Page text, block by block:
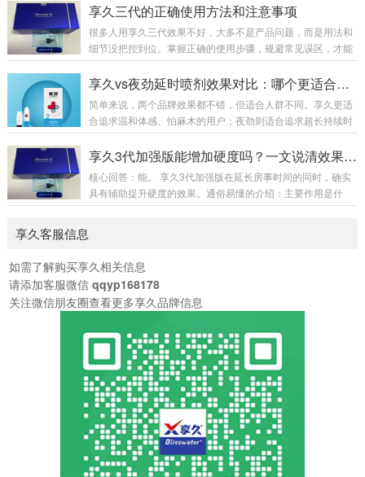
阳、肾精草等名贵草本，浓度更高、渗透力...
清3代标准版：纯蓝色礼盒，瓶子无“+”标识，整体简约。3代加
识度高。 二、成分浓度：加强版全面提升两者原料完全一样，
核心区别在浓度配比：加强版红高颗含量+30%、丁香+22%、
深，呈深褐...
享久三代的正确使用方法和注意事项
很多人用享久三代效果不好，大多不是产品问题，而是用法和
细节没把控到位。掌握正确的使用步骤，规避常见误区，才能
充分发挥产品效果，兼顾舒适体感与使用体验，下面给大家整
理了完整、接地气的实操用法和核心注意事项。一、标准使用
果。喷涂用量：常规单次喷涂 2 下，初次体质敏感者先用 1 下
试探。喷涂位置：对准龟头冠状沟部位均匀喷洒，避开尿道
到峰值。事前清洗：吸收完成后用清水...
享久vs夜劲延时喷剂效果对比：哪个更适合你？
简单来说，两个品牌效果都不错，但适合人群不同。享久更适
合追求温和体感、怕麻木的用户；夜劲则适合追求超长持续时
间、能接受稍强体感的用户。一、核心效果对比对比维度享久
夜劲主要成分丁香、达米阿那、人参、绿茶、淫羊藿等天然植
作用原理暂时降低龟头敏感度，同时添加增加快感的成分，实
现“一升一降”同样通过降低敏感度并增加快感成分来延长房事
享久3代加强版能增加硬度吗？一文说清效果与原理
核心回答：能。 享久3代加强版在延长房事时间的同时，确实
具有辅助提升硬度的效果。通俗易懂的介绍：主要作用是什
么？它是一款男性外用延时喷剂，核心功能是降低敏感度、延
藿、马鹿茸、人参等天然植物成分。这些成分在传统认知中
和勃起时的充盈感，从而在延时的基础上，让勃起状态更坚
挺、更有力。简单理解：它不只是让你“更持久”，还能让你在
过程中“状态更好”。使用感受如何？作为植物提取产品...
享久客服信息
如需了解购买享久相关信息
请添加客服微信 qqyp168178
关注微信朋友圈查看更多享久品牌信息